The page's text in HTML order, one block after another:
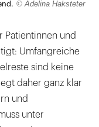
© Adelina Haksteter
Patientinnen und
Umfangreiche
sind keine
daher ganz klar
und
unter